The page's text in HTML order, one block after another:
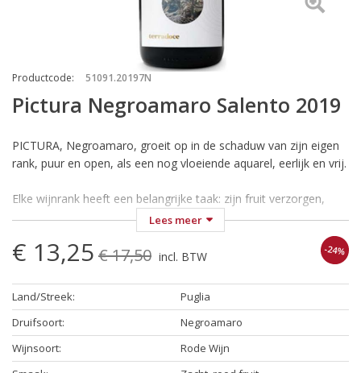
Productcode: 51091.20197N
Pictura Negroamaro Salento 2019
PICTURA, Negroamaro, groeit op in de schaduw van zijn eigen
rank, puur en open, als een nog vloeiende aquarel, eerlijk en vrij.
Elke wijnrank heeft een belangrijke taak: zijn fruit verzorgen,
zoals een vader dat doet met zijn kinderen. De ervaring
opgedaan in 45-jaar van liefdevolle offers en kleine successen,
om zo een Negroamaro van een andere tijd te baren: met een
pittig en trots karakter, klaar om elk smakenpalet te veroveren.
Het land waar het zijn eerste stapjes zette is gemaakt van pure
dingen, net als de smaak: droog en intrigerend, zacht en elegant.
De intense rode kleur waarmee de wijn zich aan de wereld
presenteert, is een verbonden partner bij elke date, zoals een
Lees meer
€ 13,25 € 17,50 incl. BTW -24%
Land/Streek:
Puglia
Druifsoort:
Negroamaro
Wijnsoort:
Rode Wijn